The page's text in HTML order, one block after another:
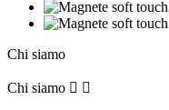
Chi siamo
Chi siamo  